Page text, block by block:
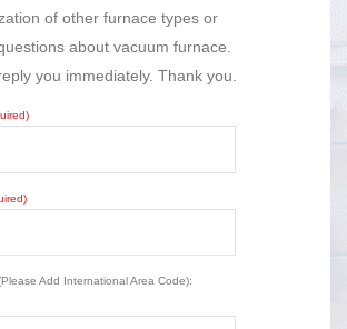
of other furnace types or
about vacuum furnace.
you immediately. Thank you.
Add International Area Code):